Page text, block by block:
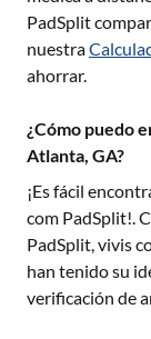
PadSplit
nuestra
ahorrar.
¿Cómo puedo
Atlanta, GA?
¡Es fácil
com PadSplit!.
PadSplit, vivis
han tenido su
verificación de